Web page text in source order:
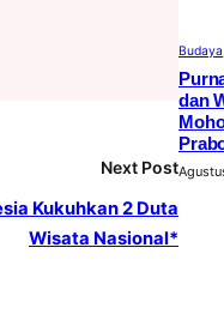
Next Post
Kukuhkan 2 Duta
Wisata Nasional*
Budaya
dan